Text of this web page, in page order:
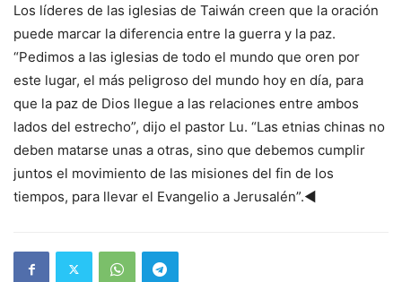
Los líderes de las iglesias de Taiwán creen que la oración
puede marcar la diferencia entre la guerra y la paz.
“Pedimos a las iglesias de todo el mundo que oren por
este lugar, el más peligroso del mundo hoy en día, para
que la paz de Dios llegue a las relaciones entre ambos
lados del estrecho”, dijo el pastor Lu. “Las etnias chinas no
deben matarse unas a otras, sino que debemos cumplir
juntos el movimiento de las misiones del fin de los
tiempos, para llevar el Evangelio a Jerusalén”.◄